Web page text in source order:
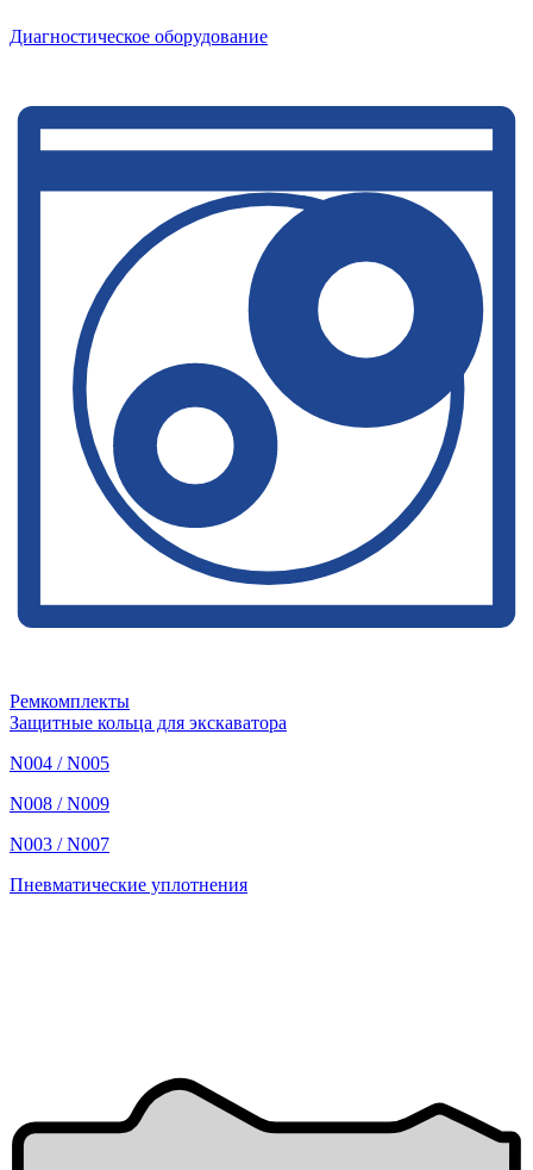
Диагностическое оборудование
Ремкомплекты
Защитные кольца для экскаватора
N004 / N005
N008 / N009
N003 / N007
Пневматические уплотнения